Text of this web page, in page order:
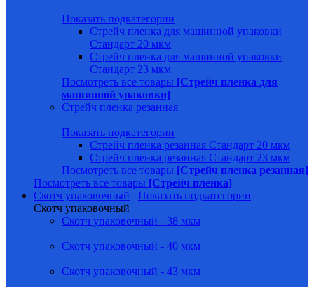
Показать подкатегории
Стрейч пленка для машинной упаковки
Стандарт 20 мкм
Стрейч пленка для машинной упаковки
Стандарт 23 мкм
Посмотреть все товары [Стрейч пленка для
машинной упаковки]
Стрейч пленка резанная
Показать подкатегории
Стрейч пленка резанная Стандарт 20 мкм
Стрейч пленка резанная Стандарт 23 мкм
Посмотреть все товары [Стрейч пленка резанная]
Посмотреть все товары [Стрейч пленка]
Скотч упаковочный
Показать подкатегории
Скотч упаковочный
Скотч упаковочный - 38 мкм
Скотч упаковочный - 40 мкм
Скотч упаковочный - 43 мкм